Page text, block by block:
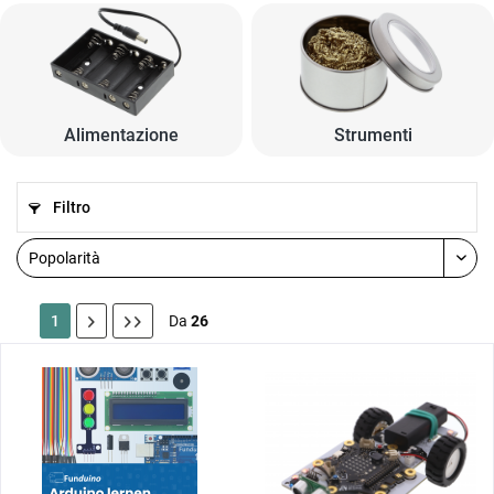
Alimentazione Strumenti
Filtro
1 Da 26